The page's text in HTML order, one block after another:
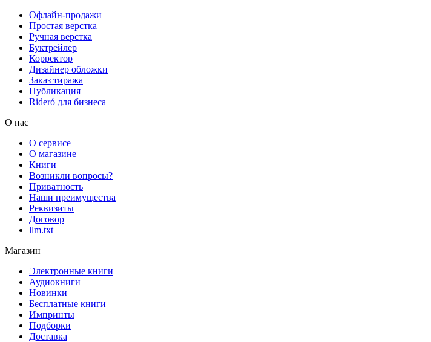
Офлайн-продажи
Простая верстка
Ручная верстка
Буктрейлер
Корректор
Дизайнер обложки
Заказ тиража
Публикация
Rideró для бизнеса
О нас
О сервисе
О магазине
Книги
Возникли вопросы?
Приватность
Наши преимущества
Реквизиты
Договор
llm.txt
Магазин
Электронные книги
Аудиокниги
Новинки
Бесплатные книги
Импринты
Подборки
Доставка